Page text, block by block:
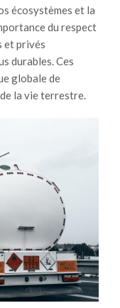
écosystèmes et la
du respect
et privés
durables. Ces
globale de
la vie terrestre.